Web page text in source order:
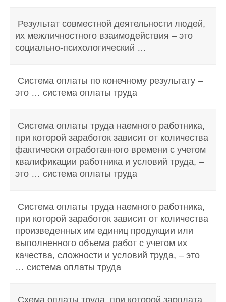
Результат совместной деятельности людей,
их межличностного взаимодействия – это
социально-психологический …
Система оплаты по конечному результату –
это … система оплаты труда
Система оплаты труда наемного работника,
при которой заработок зависит от количества
фактически отработанного времени с учетом
квалификации работника и условий труда, –
это … система оплаты труда
Система оплаты труда наемного работника,
при которой заработок зависит от количества
произведенных им единиц продукции или
выполненного объема работ с учетом их
качества, сложности и условий труда, – это
… система оплаты труда